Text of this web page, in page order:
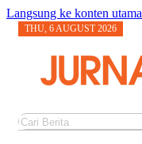
Langsung ke konten utama
THU, 6 AUGUST 2026
Cari